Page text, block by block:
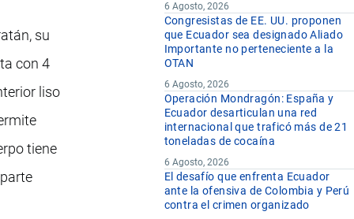
su
con 4
liso
tiene
6 Agosto, 2026
Congresistas de EE. UU. proponen
que Ecuador sea designado Aliado
Importante no perteneciente a la
OTAN
6 Agosto, 2026
Operación Mondragón: España y
Ecuador desarticulan una red
internacional que traficó más de 21
toneladas de cocaína
6 Agosto, 2026
El desafío que enfrenta Ecuador
ante la ofensiva de Colombia y Perú
contra el crimen organizado